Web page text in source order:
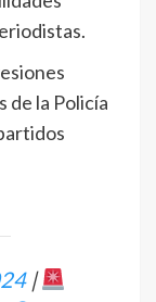
de la Policía
|